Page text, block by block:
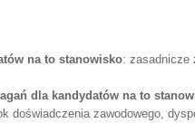
na to stanowisko: zasadnicze
dla kandydatów na to
doświadczenia zawodowego,